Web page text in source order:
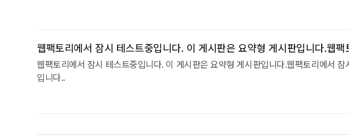
웹팩토리에서 잠시 테스트중입니다. 이 게시판은 요약형 게시판입니다.웹
웹팩토리에서 잠시 테스트중입니다. 이 게시판은 요약형 게시판입니다.웹팩토리에서
입니다..